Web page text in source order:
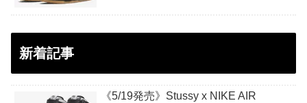
新着記事
《5/19発売》Stussy x NIKE AIR